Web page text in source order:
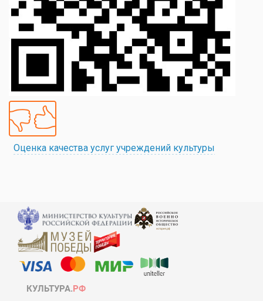
Оценка качества услуг учреждений культуры